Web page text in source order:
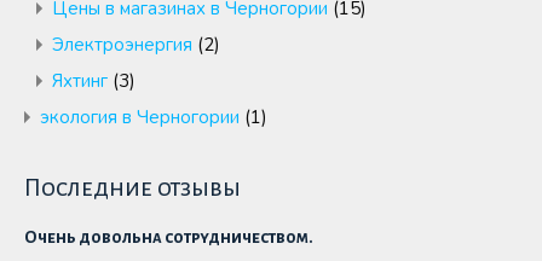
Цены в магазинах в Черногории (15)
Электроэнергия (2)
Яхтинг (3)
экология в Черногории (1)
Последние отзывы
Очень довольна сотрудничеством.